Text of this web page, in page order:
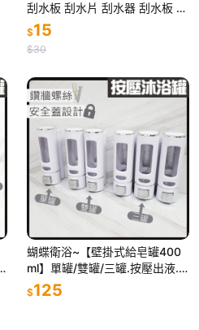
刮水板 刮水片 刮水器 刮水板 桌
面 浴室 玻璃 廚房 清潔
$15
$30
蝴蝶衛浴~【壁掛式給皂罐400
ml】單罐/雙罐/三罐.按壓出液.
洗手乳/洗髮精/沐浴乳適用.皂液
器.沐浴罐
$125